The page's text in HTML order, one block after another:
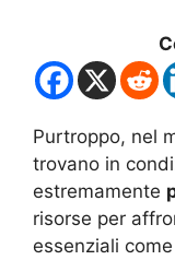
Purtroppo, nel
trovano in
estremamente
risorse per
essenziali